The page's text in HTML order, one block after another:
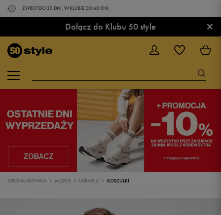
ZWROT DO 30 DNI. W KLUBIE DO 60 DNI.
Dołącz do Klubu 50 style ×
STRONA GŁÓWNA MĘSKIE UBRANIA KOSZULKI